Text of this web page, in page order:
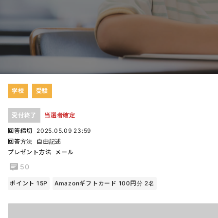
学校 受験
受付終了 当選者確定
回答締切
2025.05.09 23:59
回答方法
自由記述
プレゼント方法
メール
50
ポイント 15P Amazonギフトカード 100円分 2名